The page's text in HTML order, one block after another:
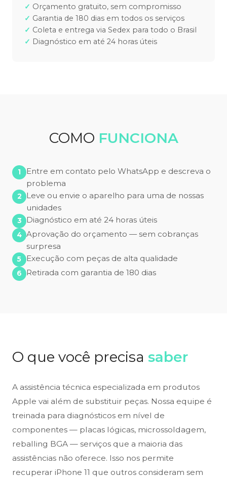
Orçamento gratuito, sem compromisso
Garantia de 180 dias em todos os serviços
Coleta e entrega via Sedex para todo o Brasil
Diagnóstico em até 24 horas úteis
COMO FUNCIONA
Entre em contato pelo WhatsApp e descreva o
problema
Leve ou envie o aparelho para uma de nossas
unidades
Diagnóstico em até 24 horas úteis
Aprovação do orçamento — sem cobranças
surpresa
Execução com peças de alta qualidade
Retirada com garantia de 180 dias
O que você precisa saber
A assistência técnica especializada em produtos
Apple vai além de substituir peças. Nossa equipe é
treinada para diagnósticos em nível de
componentes — placas lógicas, microssoldagem,
reballing BGA — serviços que a maioria das
assistências não oferece. Isso nos permite
recuperar iPhone 11 que outros consideram sem